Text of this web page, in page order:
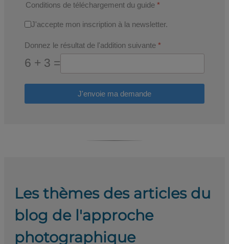
Conditions de téléchargement du guide *
J'accepte mon inscription à la newsletter.
Donnez le résultat de l'addition suivante *
6 + 3 =
J'envoie ma demande
Les thèmes des articles du
blog de l'approche
photographique